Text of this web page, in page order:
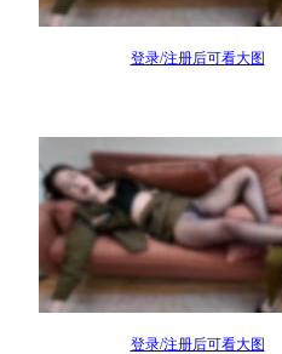
登录/注册后可看大图
登录/注册后可看大图